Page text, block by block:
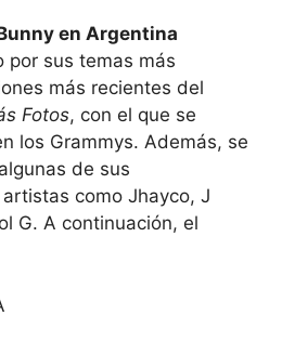
en Argentina
por sus temas más
más recientes del
Fotos, con el que se
los Grammys. Además, se
de sus
como Jhayco, J
G. A continuación, el